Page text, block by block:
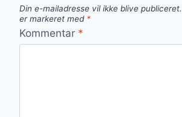
Din e-mailadresse vil ikke blive publiceret.
er markeret med *
Kommentar *